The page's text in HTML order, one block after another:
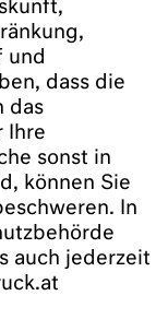
und
dass die
das
Ihre
sonst in
können Sie
In
auch jederzeit